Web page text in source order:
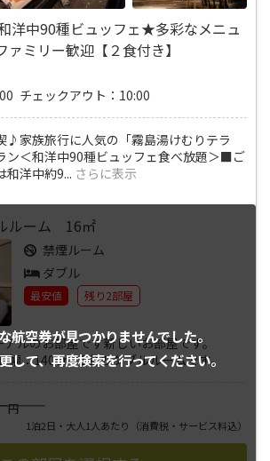
洋中90種ビュッフェ★多彩なメニュ
ミリー歓迎【２食付き】
チェックアウト：10:00
♪家族旅行に人気の「霧島湯けむりテラ
ン＜和洋中90種ビュッフェ食べ放題＞■ご
和洋中約9... さらに表示
航空券が見つかりませんでした。
して、再度検索を行ってください。
ルーム 16㎡
禁煙ルーム
ダブル
最安値 残り2部屋
ルのお部屋です新しいお部屋です。
幅：140㎝×1台のダブルルームです。
円
1泊2日・大人1人あたり （消費税・サービス料込）